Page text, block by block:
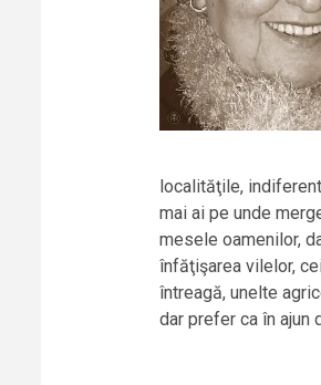
localităţile,
mai ai pe unde
mesele oamenilor,
înfăţişarea vilelor,
întreagă, unelte
dar prefer ca în ajun